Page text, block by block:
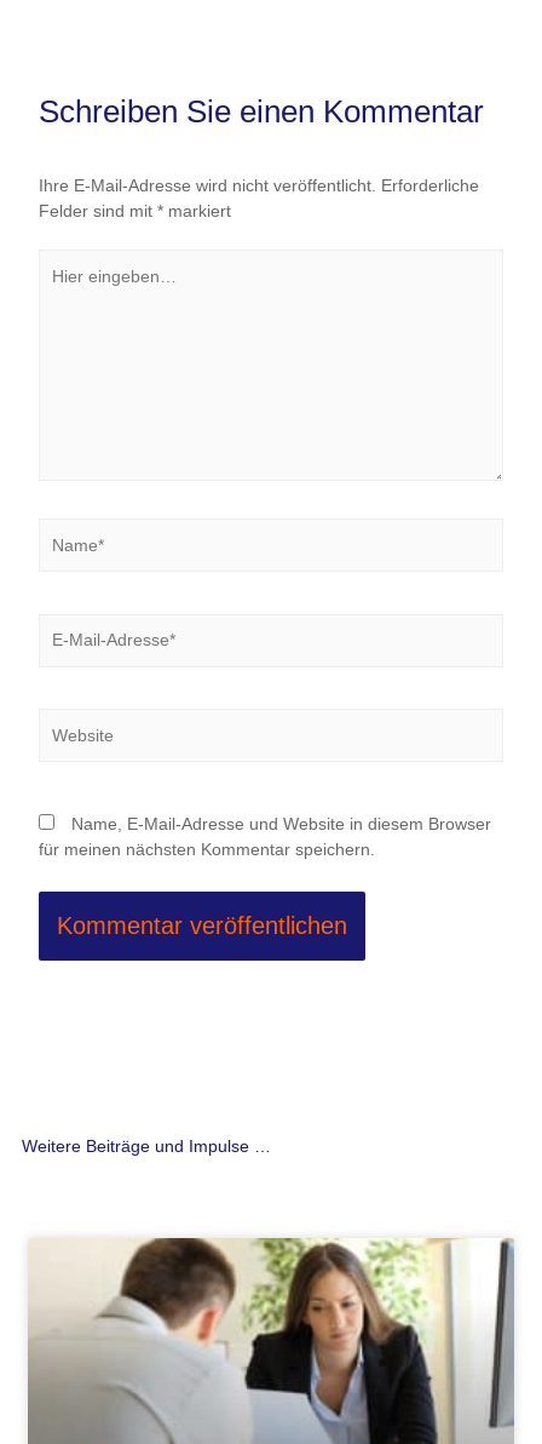
Schreiben Sie einen Kommentar
Ihre E-Mail-Adresse wird nicht veröffentlicht. Erforderliche
Felder sind mit *markiert
eingeben…
Mail-
Name, E-Mail-Adresse und Website in diesem Browser
für meinen nächsten Kommentar speichern.
Weitere Beiträge und Impulse …
SeiteSeiteSeiteSeiteSeiteSeiteSeiteSeiteSeiteSeite
Seite Seite Seite Seite Seite Seite Seite Seite Seite
Seite Seite Seite Seite Seite Seite Seite Seite